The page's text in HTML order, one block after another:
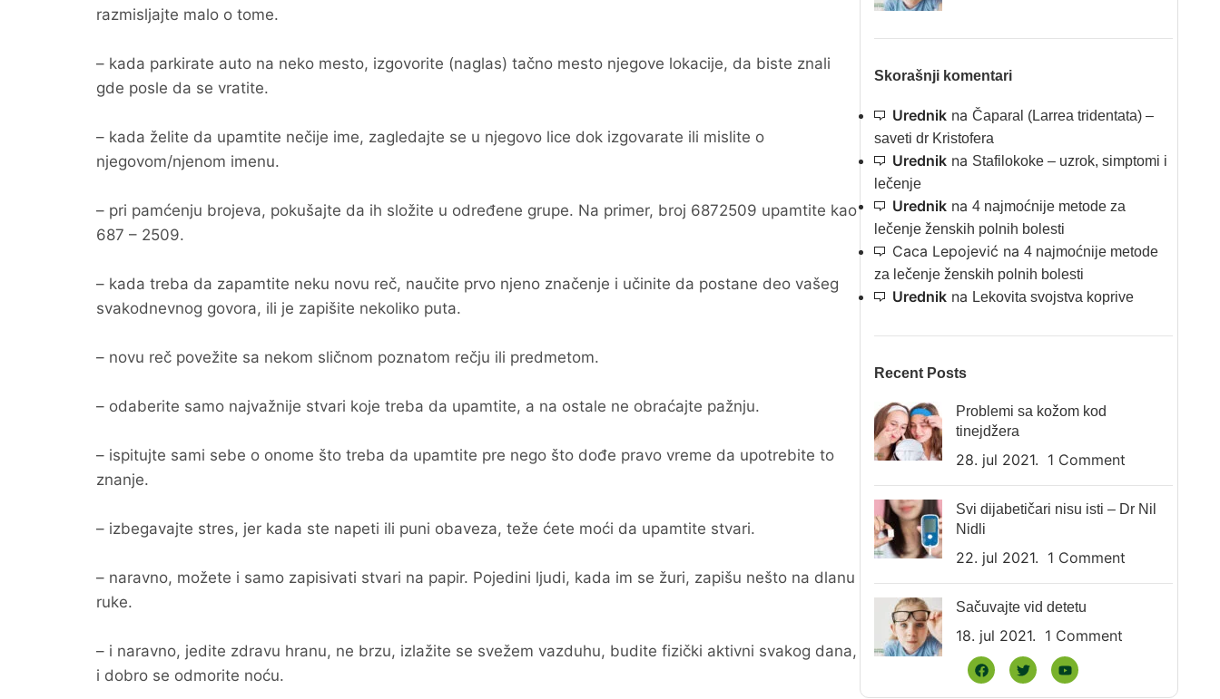
Skorašnji komentari
Urednikna Čaparal (Larrea tridentata) –
saveti dr Kristofera
Urednikna Stafilokoke – uzrok, simptomi i
lečenje
Urednikna 4 najmoćnije metode za
lečenje ženskih polnih bolesti
Caca Lepojević na 4 najmoćnije metode
za lečenje ženskih polnih bolesti
Urednikna Lekovita svojstva koprive
Recent Posts
Problemi sa kožom kod
tinejdžera
28. jul 2021. 1 Comment
Svi dijabetičari nisu isti – Dr Nil
Nidli
22. jul 2021. 1 Comment
Sačuvajte vid detetu
18. jul 2021. 1 Comment
razmisljajte malo o tome.
– kada parkirate auto na neko mesto, izgovorite (naglas) tačno mesto njegove lokacije, da biste znali
gde posle da se vratite.
– kada želite da upamtite nečije ime, zagledajte se u njegovo lice dok izgovarate ili mislite o
njegovom/njenom imenu.
– pri pamćenju brojeva, pokušajte da ih složite u određene grupe. Na primer, broj 6872509 upamtite kao
687 – 2509.
– kada treba da zapamtite neku novu reč, naučite prvo njeno značenje i učinite da postane deo vašeg
svakodnevnog govora, ili je zapišite nekoliko puta.
– novu reč povežite sa nekom sličnom poznatom rečju ili predmetom.
– odaberite samo najvažnije stvari koje treba da upamtite, a na ostale ne obraćajte pažnju.
– ispitujte sami sebe o onome što treba da upamtite pre nego što dođe pravo vreme da upotrebite to
znanje.
– izbegavajte stres, jer kada ste napeti ili puni obaveza, teže ćete moći da upamtite stvari.
– naravno, možete i samo zapisivati stvari na papir. Pojedini ljudi, kada im se žuri, zapišu nešto na dlanu
ruke.
– i naravno, jedite zdravu hranu, ne brzu, izlažite se svežem vazduhu, budite fizički aktivni svakog dana,
i dobro se odmorite noću.